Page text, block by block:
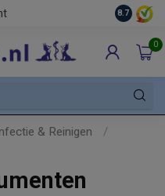
8.7
0
& Reinigen
/